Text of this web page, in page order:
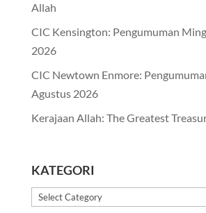
Allah
CIC Kensington: Pengumuman
2026
CIC Newtown Enmore:
Agustus 2026
Kerajaan Allah: The Greatest
KATEGORI
Kategori